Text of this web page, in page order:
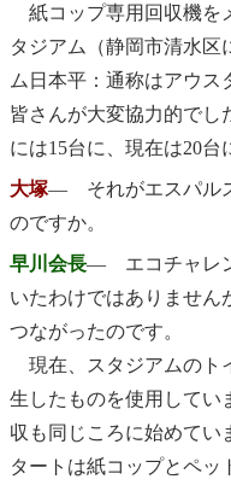
紙コップ専用回収機を
タジアム（静岡市清水区
ム日本平：通称はアウス
皆さんが大変協力的でし
には15台に、現在は20台
大塚― それがエスパル
のですか。
早川会長― エコチャレン
いたわけではありません
つながったのです。
現在、スタジアムのト
生したものを使用してい
収も同じころに始めてい
タートは紙コップとペッ